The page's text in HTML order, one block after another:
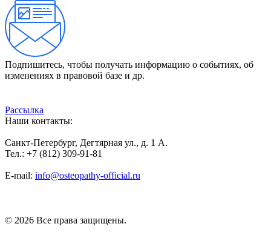
Подпишитесь, чтобы получать информацию о событиях, об
изменениях в правовой базе и др.
Рассылка
Наши контакты:
Санкт-Петербург, Дегтярная ул., д. 1 А.
Тел.: +7 (812) 309-91-81
E-mail: info@osteopathy-official.ru
© 2026 Все права защищены.